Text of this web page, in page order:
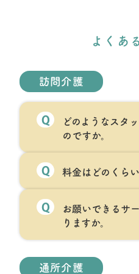
よくあ
訪問介護
Q
どのようなスタ
のですか。
Q 料金はどのくら
Q
お願いできるサ
りますか。
通所介護